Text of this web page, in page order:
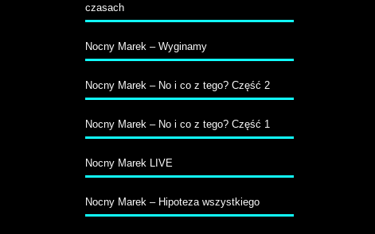
czasach
Nocny Marek – Wyginamy
Nocny Marek – No i co z tego? Część 2
Nocny Marek – No i co z tego? Część 1
Nocny Marek LIVE
Nocny Marek – Hipoteza wszystkiego